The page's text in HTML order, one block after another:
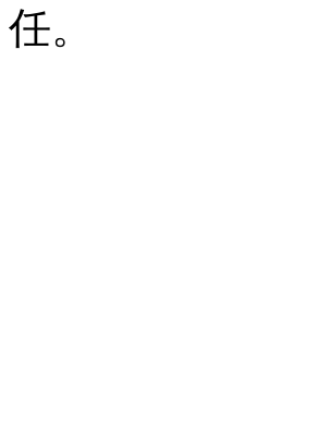
任。